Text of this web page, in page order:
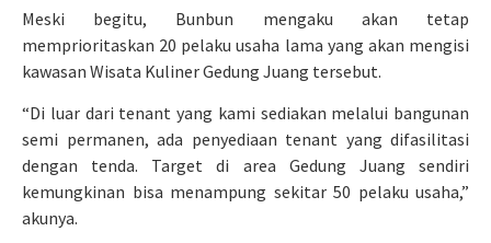
Meski begitu, Bunbun mengaku akan tetap
memprioritaskan 20 pelaku usaha lama yang akan mengisi
kawasan Wisata Kuliner Gedung Juang tersebut.
“Di luar dari tenant yang kami sediakan melalui bangunan
semi permanen, ada penyediaan tenant yang difasilitasi
dengan tenda. Target di area Gedung Juang sendiri
kemungkinan bisa menampung sekitar 50 pelaku usaha,”
akunya.